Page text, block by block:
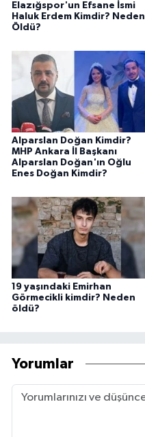
Elazığspor'un Efsane İsmi
Haluk Erdem Kimdir? Neden
Öldü?
Alparslan Doğan Kimdir?
MHP Ankara İl Başkanı
Alparslan Doğan'ın Oğlu
Enes Doğan Kimdir?
19 yaşındaki Emirhan
Görmecikli kimdir? Neden
öldü?
Yorumlar